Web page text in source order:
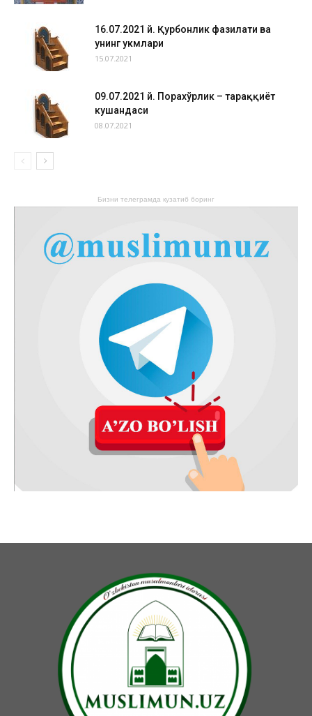
16.07.2021 й. Қурбонлик фазилати ва
унинг ҳукмлари
15.07.2021
09.07.2021 й. Порахўрлик – тараққиёт
кушандаси
08.07.2021
Бизни телеграмда кузатиб боринг